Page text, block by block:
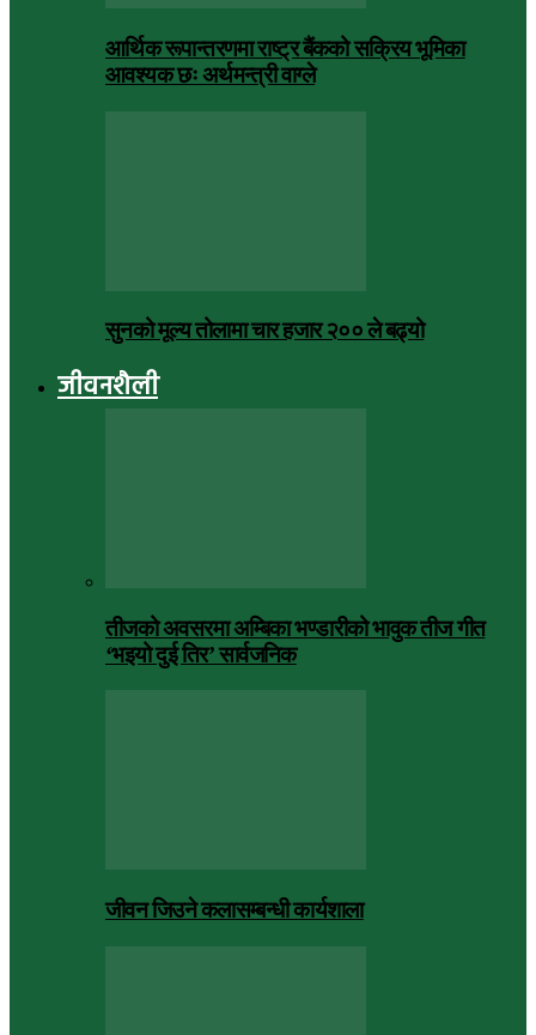
आर्थिक रूपान्तरणमा राष्ट्र बैंकको सक्रिय भूमिका
आवश्यक छः अर्थमन्त्री वाग्ले
सुनको मूल्य तोलामा चार हजार २०० ले बढ्यो
जीवनशैली
तीजको अवसरमा अम्बिका भण्डारीको भावुक तीज गीत
‘भइयो दुई तिर’ सार्वजनिक
जीवन जिउने कलासम्बन्धी कार्यशाला